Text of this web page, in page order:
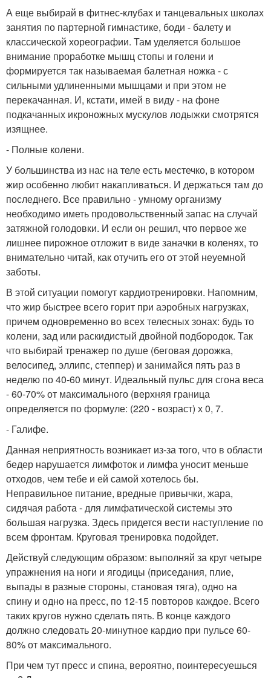
А еще выбирай в фитнес-клубах и танцевальных школах
занятия по партерной гимнастике, боди - балету и
классической хореографии. Там уделяется большое
внимание проработке мышц стопы и голени и
формируется так называемая балетная ножка - с
сильными удлиненными мышцами и при этом не
перекачанная. И, кстати, имей в виду - на фоне
подкачанных икроножных мускулов лодыжки смотрятся
изящнее.
- Полные колени.
У большинства из нас на теле есть местечко, в котором
жир особенно любит накапливаться. И держаться там до
последнего. Все правильно - умному организму
необходимо иметь продовольственный запас на случай
затяжной голодовки. И если он решил, что первое же
лишнее пирожное отложит в виде заначки в коленях, то
внимательно читай, как отучить его от этой неуемной
заботы.
В этой ситуации помогут кардиотренировки. Напомним,
что жир быстрее всего горит при аэробных нагрузках,
причем одновременно во всех телесных зонах: будь то
колени, зад или раскидистый двойной подбородок. Так
что выбирай тренажер по душе (беговая дорожка,
велосипед, эллипс, степпер) и занимайся пять раз в
неделю по 40-60 минут. Идеальный пульс для сгона веса
- 60-70% от максимального (верхняя граница
определяется по формуле: (220 - возраст) х 0, 7.
- Галифе.
Данная неприятность возникает из-за того, что в области
бедер нарушается лимфоток и лимфа уносит меньше
отходов, чем тебе и ей самой хотелось бы.
Неправильное питание, вредные привычки, жара,
сидячая работа - для лимфатической системы это
большая нагрузка. Здесь придется вести наступление по
всем фронтам. Круговая тренировка подойдет.
Действуй следующим образом: выполняй за круг четыре
упражнения на ноги и ягодицы (приседания, плие,
выпады в разные стороны, становая тяга), одно на
спину и одно на пресс, по 12-15 повторов каждое. Всего
таких кругов нужно сделать пять. В конце каждого
должно следовать 20-минутное кардио при пульсе 60-
80% от максимального.
При чем тут пресс и спина, вероятно, поинтересуешься